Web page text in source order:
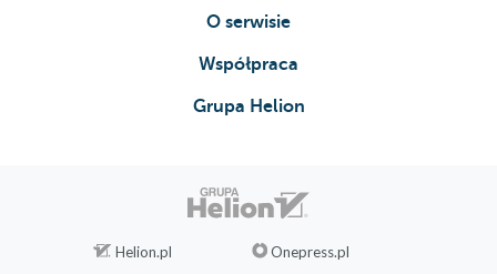
O serwisie
Współpraca
Grupa Helion
Helion.pl
Onepress.pl